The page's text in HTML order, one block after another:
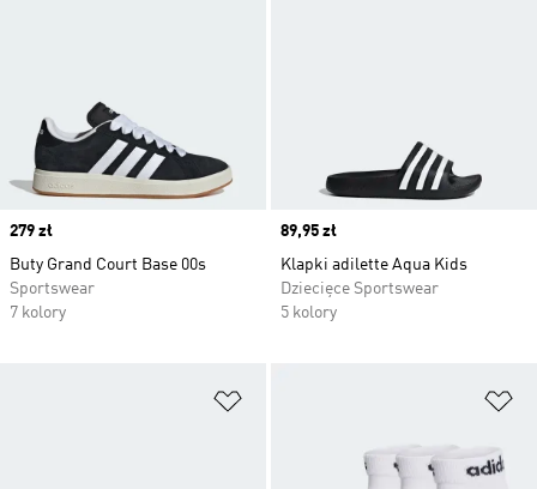
Price
279 zł
Buty Grand Court Base 00s
Sportswear
7 kolory
Price
89,95 zł
Klapki adilette Aqua Kids
Dziecięce Sportswear
5 kolory